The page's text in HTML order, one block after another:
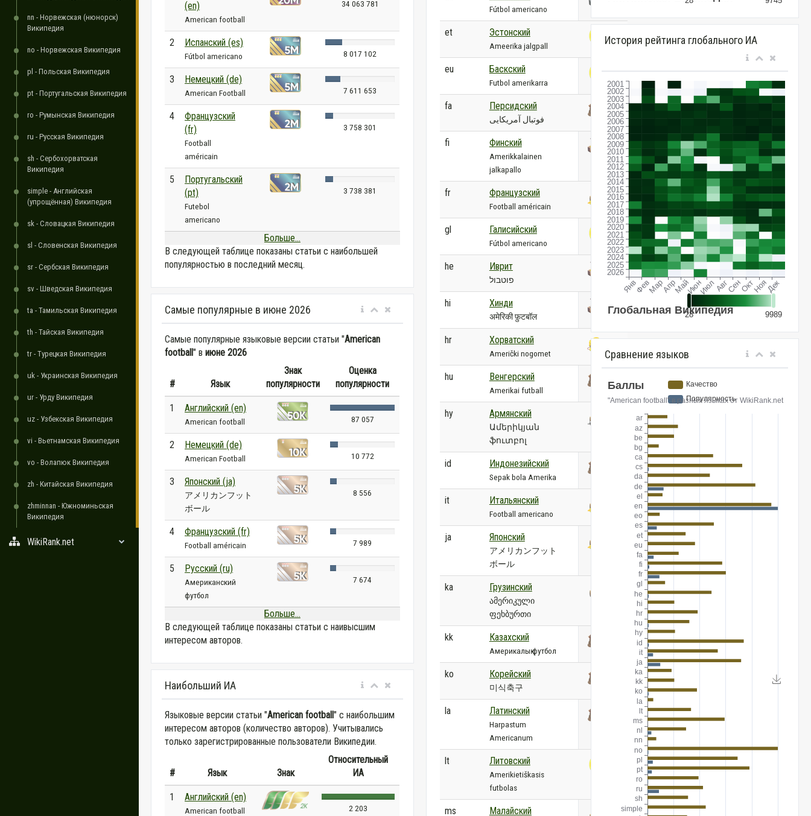
nn - Норвежская (нюнорск)
Википедия
no - Норвежская Википедия
pl - Польская Википедия
pt - Португальская Википедия
ro - Румынская Википедия
ru - Русская Википедия
sh - Сербохорватская
Википедия
simple - Английская
(упрощённая) Википедия
sk - Словацкая Википедия
sl - Словенская Википедия
sr - Сербская Википедия
sv - Шведская Википедия
ta - Тамильская Википедия
th - Тайская Википедия
tr - Турецкая Википедия
uk - Украинская Википедия
ur - Урду Википедия
uz - Узбекская Википедия
vi - Вьетнамская Википедия
vo - Волапюк Википедия
zh - Китайская Википедия
zhminnan - Южноминьская
Википедия
WikiRank.net
(en)
American football
34 063 781
2 Испанский (es)
Fútbol americano 8 017 102
3 Немецкий (de)
American Football 7 611 653
4
Французский
(fr)
Football
américain
3 758 301
5
Португальский
(pt)
Futebol
americano
3 738 381
Больше...
В следующей таблице показаны статьи с наибольшей
популярностью в последний месяц.
Самые популярные в июне 2026
Самые популярные языковые версии статьи "American
football" в июне 2026
# Язык
Знак
популярности
Оценка
популярности
1 Английский (en)
American football 87 057
2 Немецкий (de)
American Football 10 772
3 Японский (ja)
アメリカンフット
ボール
8 556
4 Французский (fr)
Football américain 7 989
5 Русский (ru)
Американский
футбол
7 674
Больше...
В следующей таблице показаны статьи с наивысшим
интересом авторов.
Наибольший ИА
Языковые версии статьи "American football" с наибольшим
интересом авторов (количество авторов). Учитывались
только зарегистрированные пользователи Википедии.
# Язык Знак
Относительный
ИА
1 Английский (en)
American football 2 203
Fútbol americano
et Эстонский
Ameerika jalgpall
eu Баскский
Futbol amerikarra
fa Персидский
فوتبال آمریکایی
fi Финский
Amerikkalainen
jalkapallo
fr Французский
Football américain
gl Галисийский
Fútbol americano
he Иврит
פוטבול
hi Хинди
अमेरिकी फ़ुटबॉल
hr Хорватский
Američki nogomet
hu Венгерский
Amerikai futball
hy Армянский
Ամերիկյան
ֆուտբոլ
id Индонезийский
Sepak bola Amerika
it Итальянский
Football americano
ja Японский
アメリカンフット
ボール
ka Грузинский
ამერიკული
ფეხბურთი
kk Казахский
Америкалық футбол
ko Корейский
미식축구
la Латинский
Harpastum
Americanum
lt Литовский
Amerikietiškasis
futbolas
ms Малайский
История рейтинга глобального ИА
Сравнение языков